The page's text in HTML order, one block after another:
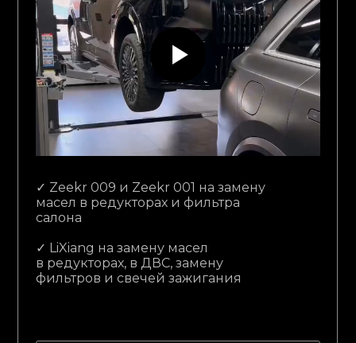
⁠✓ Zeekr 009 и Zeekr 001 на замену
масел в редукторах и фильтра
салона
⁠✓ LiXiang на замену масел
в редукторах, в ДВС, замену
фильтров и свечей зажигания